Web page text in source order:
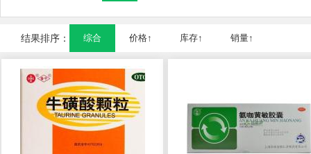
结果排序： 综合 价格↑ 库存↑ 销量↑